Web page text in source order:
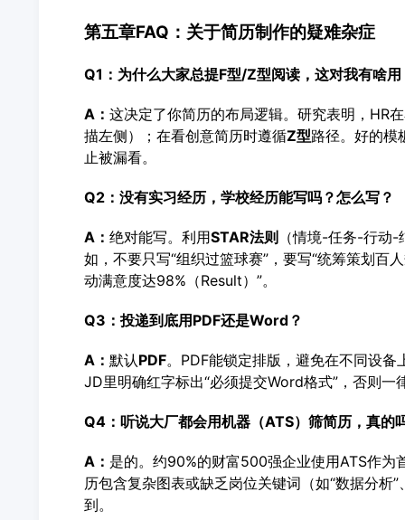
第五章FAQ：关于简历制作的疑难杂症
Q1：为什么大家总提F型/Z型阅读，这对我有啥用
A： 这决定了你简历的布局逻辑。研究表明，HR
描左侧）；在看创意简历时遵循Z型路径。好的模
止被漏看。
Q2：没有实习经历，学校经历能写吗？怎么写？
A： 绝对能写。利用STAR法则
（情境-任务-行动
如，不要只写“组织过篮球赛”，要写“统筹策划
动满意度达98%（Result）”。
Q3：投递到底用PDF还是Word？
A： 默认PDF。PDF能锁定排版，避免在不同设
JD里明确红字标出“必须提交Word格式”，否则一
Q4：听说大厂都会用机器（ATS）筛简历，真的
A： 是的。约90%的财富500强企业使用ATS作为
历包含复杂图表或缺乏岗位关键词（如“数据分析
到。